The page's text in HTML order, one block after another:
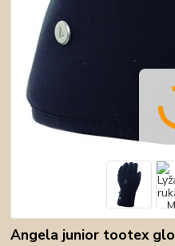
Angela junior tootex